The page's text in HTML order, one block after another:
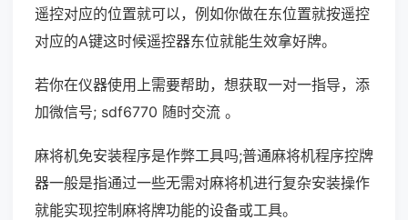
遥控对应的位置就可以，例如你做在东位置就按遥控
对应的A键这时候遥控器东位就能生效拿好牌。
若你在仪器使用上需要帮助，想获取一对一指导，添
加微信号; sdf6770 随时交流 。
麻将机免安装程序是作弊工具吗;普通麻将机程序控牌
器一般是指通过一些无需对麻将机进行复杂安装操作
就能实现控制麻将牌功能的设备或工具。